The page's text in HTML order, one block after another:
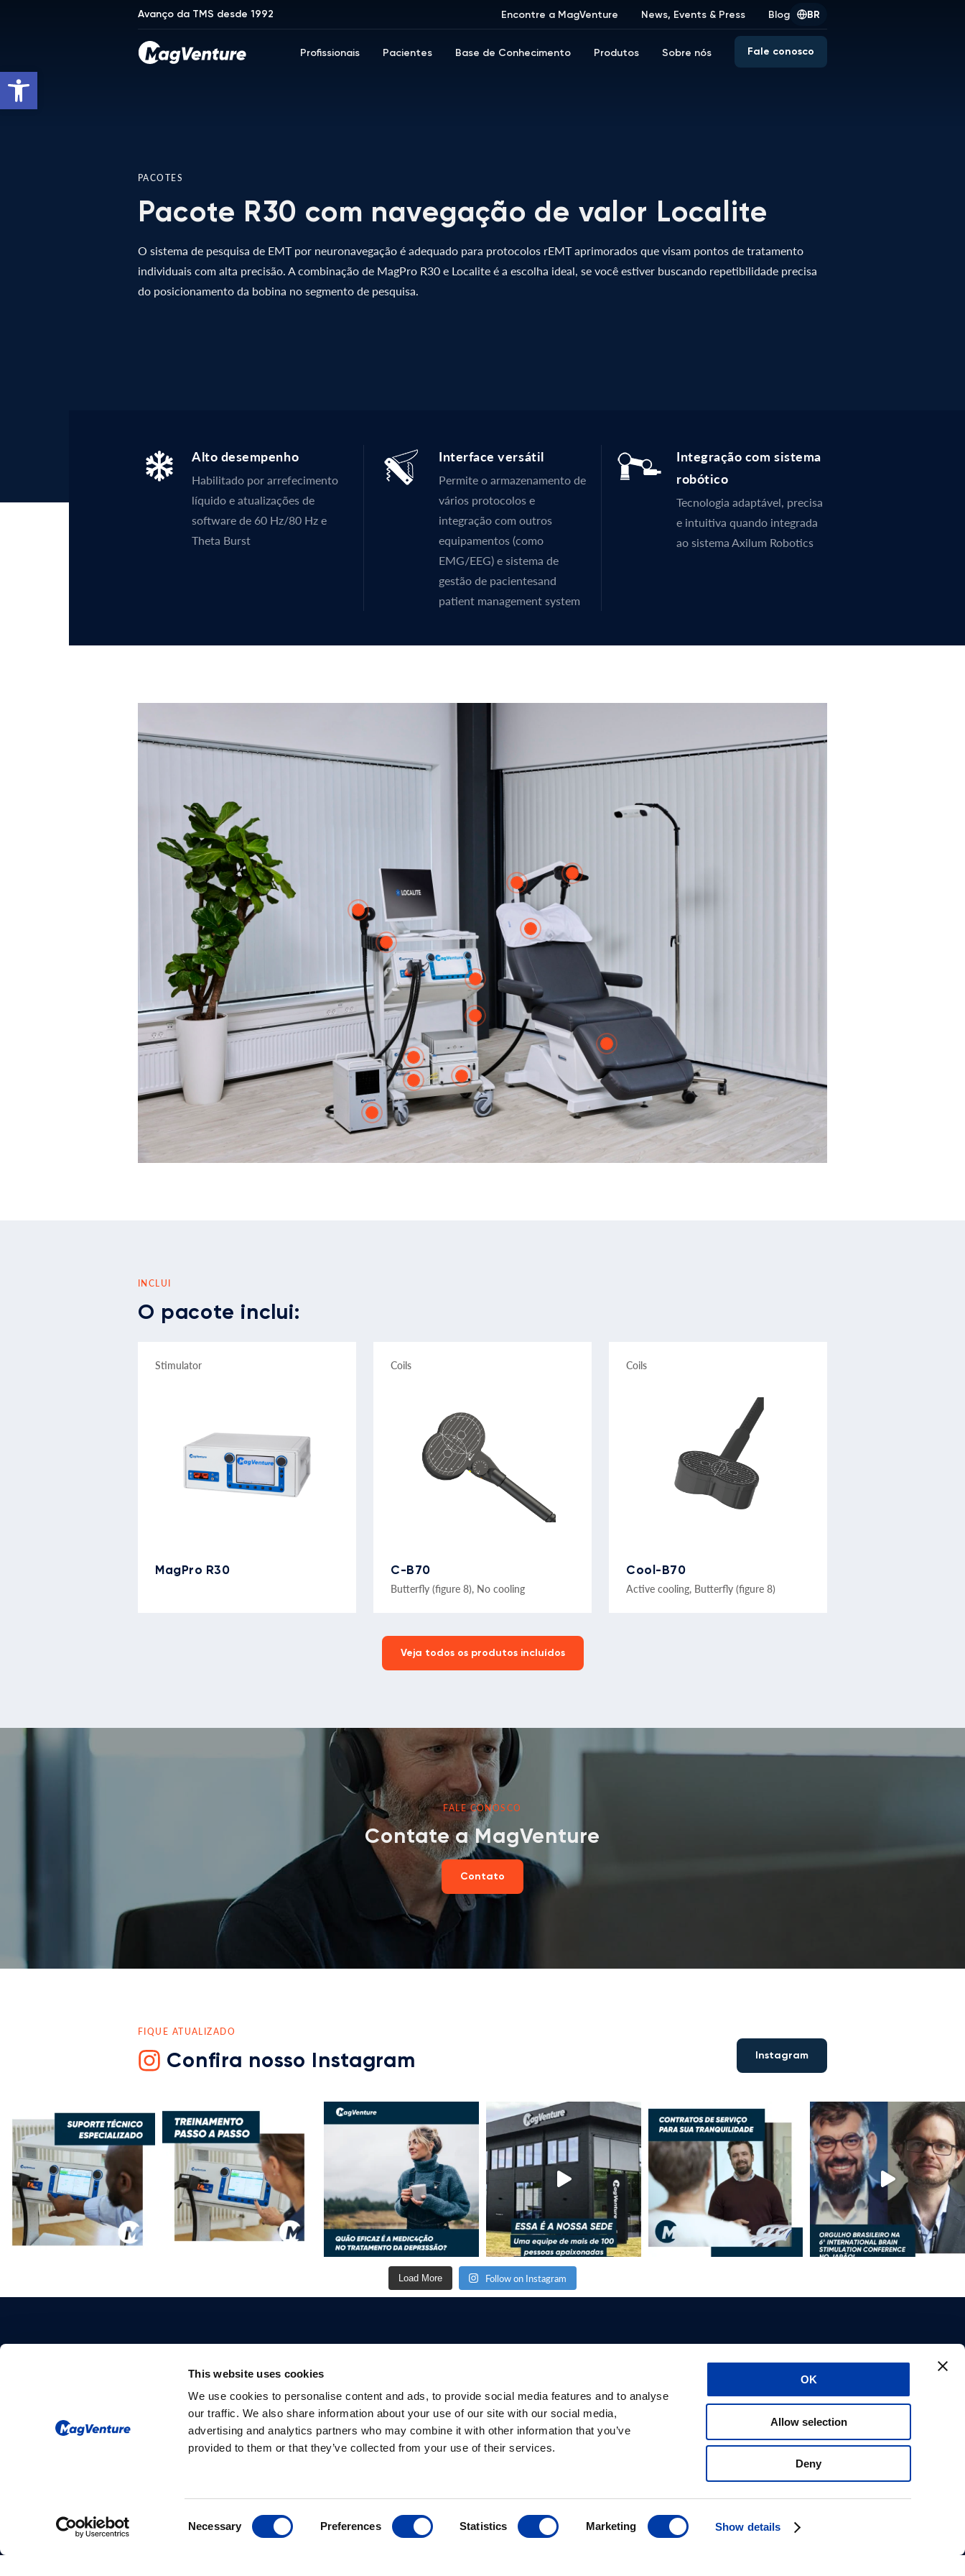
Open toolbar
This website uses cookies
We use cookies to personalise content and ads, to provide social media features and to analyse
our traffic. We also share information about your use of our site with our social media,
advertising and analytics partners who may combine it with other information that you’ve
provided to them or that they’ve collected from your use of their services.
Necessary Preferences Statistics Marketing Show details
OK
Allow selection
Deny
Avanço da TMS desde 1992 Encontre a MagVenture News, Events & Press Blog BR
Profissionais Pacientes Base de Conhecimento Produtos Sobre nós Fale conosco
PACOTES
Pacote R30 com navegação de valor Localite
O sistema de pesquisa de EMT por neuronavegação é adequado para protocolos rEMT aprimorados que visam pontos de tratamento
individuais com alta precisão. A combinação de MagPro R30 e Localite é a escolha ideal, se você estiver buscando repetibilidade precisa
do posicionamento da bobina no segmento de pesquisa.
Alto desempenho
Habilitado por arrefecimento
líquido e atualizações de
software de 60 Hz/80 Hz e
Theta Burst
Interface versátil
Permite o armazenamento de
vários protocolos e
integração com outros
equipamentos (como
EMG/EEG) e sistema de
gestão de pacientesand
patient management system
Integração com sistema
robótico
Tecnologia adaptável, precisa
e intuitiva quando integrada
ao sistema Axilum Robotics
INCLUI
O pacote inclui:
Stimulator
MagPro R30
Coils
C-B70
Butterfly (figure 8), No cooling
Coils
Cool-B70
Active cooling, Butterfly (figure 8)
Veja todos os produtos incluídos
FALE CONOSCO
Contate a MagVenture
Contato
FIQUE ATUALIZADO
Confira nosso Instagram Instagram
Load More Follow on Instagram
Please give us your consent so we
can answer you
Profissionais
Vantagens da EMT
Psiquiatras
Pesquisadores
Pacientes
O que é EMT
Depressão
EMT para a saúde
Base de
Conhecimento
Estudos
Sociedades
Produtos
Pacotes
Aprovações do CE
Informações de
segurança